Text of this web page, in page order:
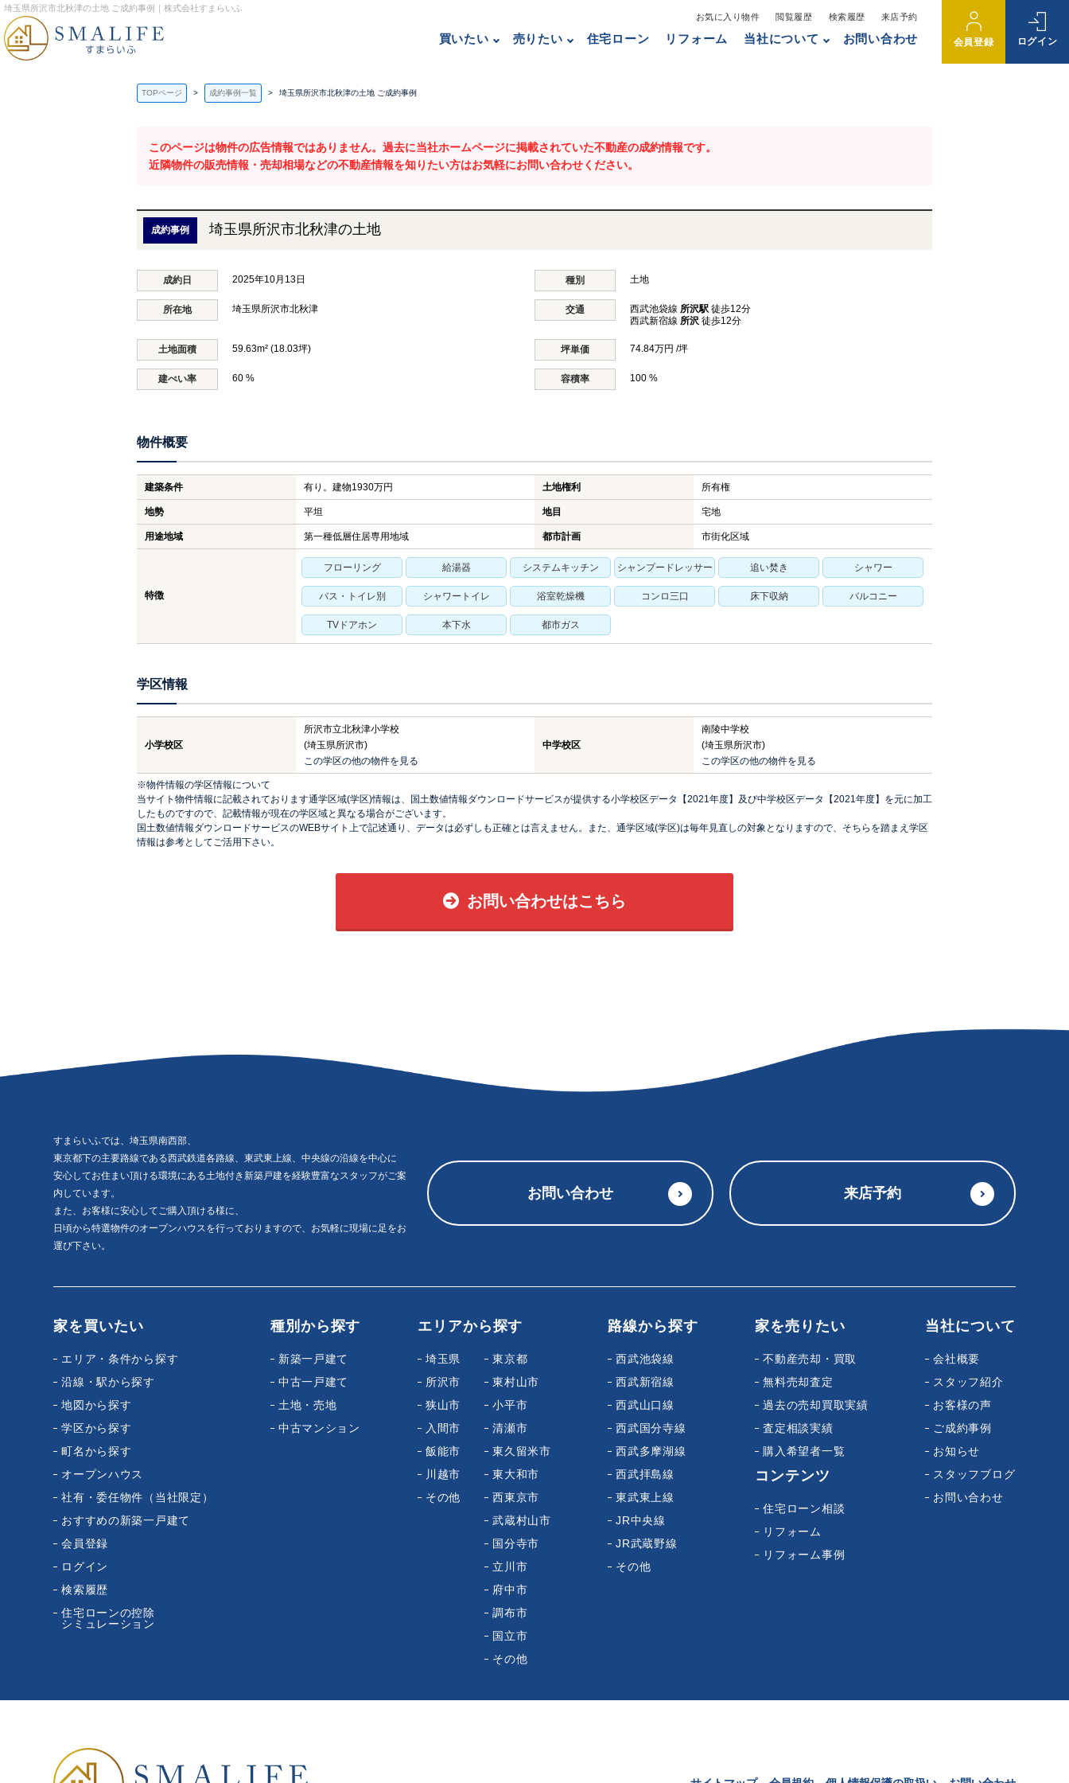
埼玉県所沢市北秋津の土地 ご成約事例｜株式会社すまらいふ
お気に入り物件
閲覧履歴 検索履歴 来店予約
買いたい 売りたい 住宅ローン リフォーム 当社について お問い合わせ 会員登録 ログイン
TOPページ 成約事例一覧 埼玉県所沢市北秋津の土地 ご成約事例
このページは物件の広告情報ではありません。過去に当社ホームページに掲載されていた不動産の成約情報です。
近隣物件の販売情報・売却相場などの不動産情報を知りたい方はお気軽にお問い合わせください。
成約事例 埼玉県所沢市北秋津の土地
成約日 2025年10月13日 種別 土地
所在地 埼玉県所沢市北秋津 交通 西武池袋線 所沢駅 徒歩12分
西武新宿線 所沢 徒歩12分
土地面積 59.63m² (18.03坪) 坪単価 74.84万円 /坪
建ぺい率 60 % 容積率 100 %
物件概要
建築条件 有り。建物1930万円 土地権利 所有権
地勢 平坦 地目 宅地
用途地域 第一種低層住居専用地域 都市計画 市街化区域
特徴
フローリング 給湯器 システムキッチン シャンプードレッサー 追い焚き シャワー
バス・トイレ別 シャワートイレ 浴室乾燥機 コンロ三口 床下収納 バルコニー
TVドアホン 本下水 都市ガス
学区情報
小学校区
所沢市立北秋津小学校
(埼玉県所沢市)
この学区の他の物件を見る
中学校区
南陵中学校
(埼玉県所沢市)
この学区の他の物件を見る
※物件情報の学区情報について
当サイト物件情報に記載されております通学区域(学区)情報は、国土数値情報ダウンロードサービスが提供する小学校区データ【2021年度】及び中学校区データ【2021年度】を元に加工
したものですので、記載情報が現在の学区域と異なる場合がございます。
国土数値情報ダウンロードサービスのWEBサイト上で記述通り、データは必ずしも正確とは言えません。また、通学区域(学区)は毎年見直しの対象となりますので、そちらを踏まえ学区
情報は参考としてご活用下さい。
お問い合わせはこちら
すまらいふでは、埼玉県南西部、
東京都下の主要路線である西武鉄道各路線、東武東上線、中央線の沿線を中心に
安心してお住まい頂ける環境にある土地付き新築戸建を経験豊富なスタッフがご案
内しています。
また、お客様に安心してご購入頂ける様に、
日頃から特選物件のオープンハウスを行っておりますので、お気軽に現場に足をお
運び下さい。
お問い合わせ 来店予約
家を買いたい
エリア・条件から探す
沿線・駅から探す
地図から探す
学区から探す
町名から探す
オープンハウス
社有・委任物件（当社限定）
おすすめの新築一戸建て
会員登録
ログイン
検索履歴
住宅ローンの控除
シミュレーション
種別から探す
新築一戸建て
中古一戸建て
土地・売地
中古マンション
エリアから探す
埼玉県
所沢市
狭山市
入間市
飯能市
川越市
その他
東京都
東村山市
小平市
清瀬市
東久留米市
東大和市
西東京市
武蔵村山市
国分寺市
立川市
府中市
調布市
国立市
その他
路線から探す
西武池袋線
西武新宿線
西武山口線
西武国分寺線
西武多摩湖線
西武拝島線
東武東上線
JR中央線
JR武蔵野線
その他
家を売りたい
不動産売却・買取
無料売却査定
過去の売却買取実績
査定相談実績
購入希望者一覧
コンテンツ
住宅ローン相談
リフォーム
リフォーム事例
当社について
会社概要
スタッフ紹介
お客様の声
ご成約事例
お知らせ
スタッフブログ
お問い合わせ